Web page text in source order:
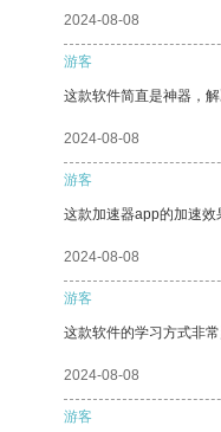
2024-08-08
游客
这款软件简直是神器，解
2024-08-08
游客
这款加速器app的加速效
2024-08-08
游客
这款软件的学习方式非
2024-08-08
游客